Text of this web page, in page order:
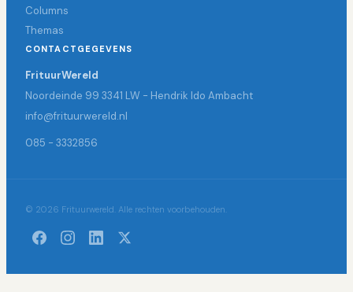
Columns
Themas
CONTACTGEGEVENS
FrituurWereld
Noordeinde 99 3341 LW - Hendrik Ido Ambacht
info@frituurwereld.nl
085 - 3332856
© 2026 Frituurwereld. Alle rechten voorbehouden.